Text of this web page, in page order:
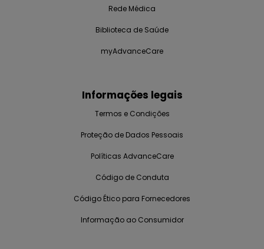
Rede Médica
Biblioteca de Saúde
myAdvanceCare
Informações legais
Termos e Condições
Proteção de Dados Pessoais
Políticas AdvanceCare
Código de Conduta
Código Ético para Fornecedores
Informação ao Consumidor